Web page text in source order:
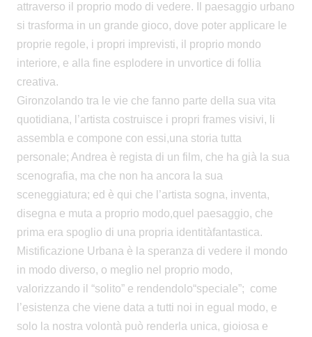
attraverso il proprio modo di vedere. Il paesaggio urbano
si trasforma in un grande gioco, dove poter applicare le
proprie regole, i propri imprevisti, il proprio mondo
interiore, e alla fine esplodere in unvortice di follia
creativa.
Gironzolando tra le vie che fanno parte della sua vita
quotidiana, l’artista costruisce i propri frames visivi, li
assembla e compone con essi,una storia tutta
personale; Andrea è regista di un film, che ha già la sua
scenografia, ma che non ha ancora la sua
sceneggiatura; ed è qui che l’artista sogna, inventa,
disegna e muta a proprio modo,quel paesaggio, che
prima era spoglio di una propria identitàfantastica.
Mistificazione Urbana è la speranza di vedere il mondo
in modo diverso, o meglio nel proprio modo,
valorizzando il “solito” e rendendolo“speciale”; come
l’esistenza che viene data a tutti noi in egual modo, e
solo la nostra volontà può renderla unica, gioiosa e